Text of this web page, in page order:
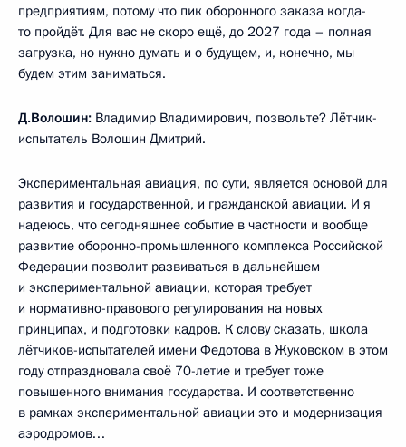
предприятиям, потому что пик оборонного заказа когда-
то пройдёт. Для вас не скоро ещё, до 2027 года – полная
загрузка, но нужно думать и о будущем, и, конечно, мы
будем этим заниматься.
Д.Волошин: Владимир Владимирович, позвольте? Лётчик-
испытатель Волошин Дмитрий.
Экспериментальная авиация, по сути, является основой для
развития и государственной, и гражданской авиации. И я
надеюсь, что сегодняшнее событие в частности и вообще
развитие оборонно-промышленного комплекса Российской
Федерации позволит развиваться в дальнейшем
и экспериментальной авиации, которая требует
и нормативно-правового регулирования на новых
принципах, и подготовки кадров. К слову сказать, школа
лётчиков-испытателей имени Федотова в Жуковском в этом
году отпраздновала своё 70-летие и требует тоже
повышенного внимания государства. И соответственно
в рамках экспериментальной авиации это и модернизация
аэродромов…